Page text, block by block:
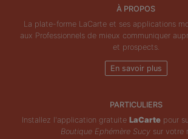
À PROPOS
La plate-forme LaCarte et ses applications
aux Professionnels de mieux communiquer
et prospects.
En savoir plus
PARTICULIERS
Installez l'application gratuite LaCartepour
Boutique Ephémère Sucysur votre